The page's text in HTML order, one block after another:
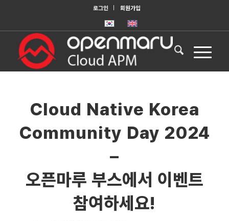
로그인 회원가입
Cloud Native Korea
Community Day 2024
–
오픈마루 부스에서 이벤트
참여하세요!